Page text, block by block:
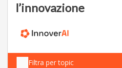
l’innovazione
Filtra per topic